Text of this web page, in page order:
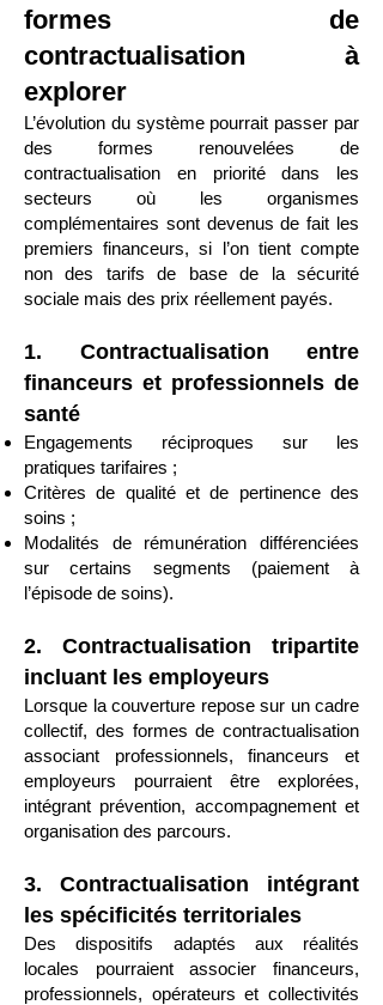
formes de
contractualisation à
explorer
L’évolution du système pourrait passer par
des formes renouvelées de
contractualisation en priorité dans les
secteurs où les organismes
complémentaires sont devenus de fait les
premiers financeurs, si l’on tient compte
non des tarifs de base de la sécurité
sociale mais des prix réellement payés.
1. Contractualisation entre
financeurs et professionnels de
santé
Engagements réciproques sur les
pratiques tarifaires ;
Critères de qualité et de pertinence des
soins ;
Modalités de rémunération différenciées
sur certains segments (paiement à
l’épisode de soins).
2. Contractualisation tripartite
incluant les employeurs
Lorsque la couverture repose sur un cadre
collectif, des formes de contractualisation
associant professionnels, financeurs et
employeurs pourraient être explorées,
intégrant prévention, accompagnement et
organisation des parcours.
3. Contractualisation intégrant
les spécificités territoriales
Des dispositifs adaptés aux réalités
locales pourraient associer financeurs,
professionnels, opérateurs et collectivités